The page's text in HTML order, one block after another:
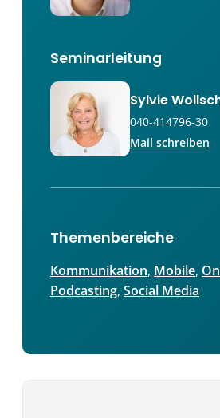
Seminarleitung
Sylvie
040-414796-30
Mail schreiben
Themenbereiche
Kommunikation, Mobile,
Podcasting, Social Media